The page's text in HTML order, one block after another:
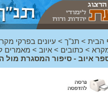
הבית > תנ"ך > עיונים בפרקי
> כתובים > איוב > מאמרים
איוב - סיפור המסגרת מול